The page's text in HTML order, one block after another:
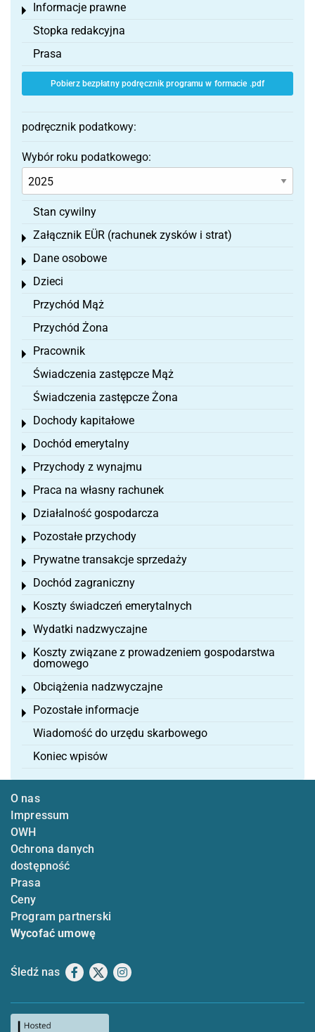
Informacje prawne
Toggle menu
Stopka redakcyjna
Prasa
Pobierz bezpłatny podręcznik programu w formacie .pdf
podręcznik podatkowy:
Wybór roku podatkowego:
Stan cywilny
Załącznik EÜR (rachunek zysków i strat)
Toggle menu
Dane osobowe
Toggle menu
Dzieci
Toggle menu
Przychód Mąż
Przychód Żona
Pracownik
Toggle menu
Świadczenia zastępcze Mąż
Świadczenia zastępcze Żona
Dochody kapitałowe
Toggle menu
Dochód emerytalny
Toggle menu
Przychody z wynajmu
Toggle menu
Praca na własny rachunek
Toggle menu
Działalność gospodarcza
Toggle menu
Pozostałe przychody
Toggle menu
Prywatne transakcje sprzedaży
Toggle menu
Dochód zagraniczny
Toggle menu
Koszty świadczeń emerytalnych
Toggle menu
Wydatki nadzwyczajne
Toggle menu
Koszty związane z prowadzeniem gospodarstwa
domowego
Toggle menu
Obciążenia nadzwyczajne
Toggle menu
Pozostałe informacje
Toggle menu
Wiadomość do urzędu skarbowego
Koniec wpisów
O nas
Impressum
OWH
Ochrona danych
dostępność
Prasa
Ceny
Program partnerski
Wycofać umowę
Śledź nas Facebook
X Instagram